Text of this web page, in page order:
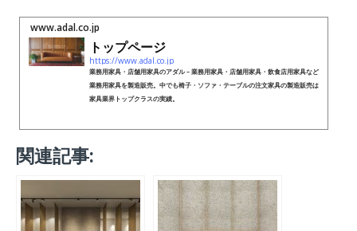
www.adal.co.jp
トップページ
https://www.adal.co.jp
業務用家具・店舗用家具のアダル – 業務用家具・店舗用家具・飲食店用家具など
業務用家具を製造販売。中でも椅子・ソファ・テーブルの注文家具の製造販売は
家具業界トップクラスの実績。
関連記事: